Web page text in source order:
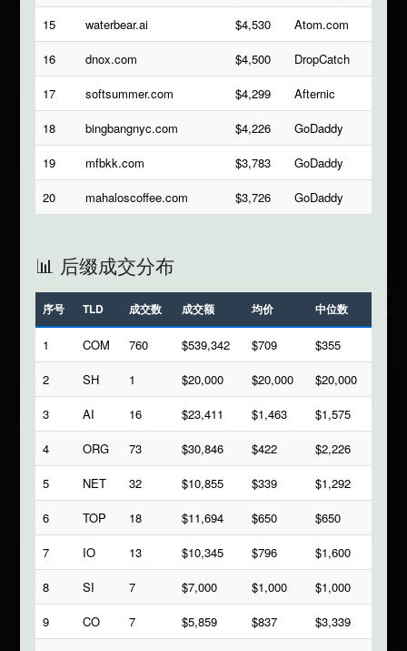
15
waterbear.ai $4,530
Atom.com
16
dnox.com $4,500
DropCatch
17
softsummer.com $4,299
Afternic
18
bingbangnyc.com $4,226
GoDaddy
19
mfbkk.com $3,783
GoDaddy
20
mahaloscoffee.com $3,726 GoDaddy
📊 后缀成交分布
序号 TLD 成交数 成交额 均价 中位数
1 COM 760 $539,342 $709
$355
2
SH 1 $20,000 $20,000
$20,000
3
AI 16 $23,411 $1,463
$1,575
4
ORG 73 $30,846 $422
$2,226
5
NET 32 $10,855 $339
$1,292
6
TOP 18 $11,694 $650
$650
7
IO 13 $10,345 $796
$1,600
8
SI 7 $7,000 $1,000
$1,000
9
CO 7 $5,859 $837
$3,339